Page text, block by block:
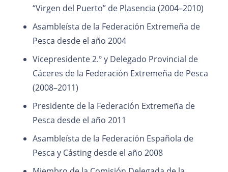
“Virgen del Puerto” de Plasencia (2004–2010)
Asambleísta de la Federación Extremeña de
Pesca desde el año 2004
Vicepresidente 2.º y Delegado Provincial de
Cáceres de la Federación Extremeña de Pesca
(2008–2011)
Presidente de la Federación Extremeña de
Pesca desde el año 2011
Asambleísta de la Federación Española de
Pesca y Cásting desde el año 2008